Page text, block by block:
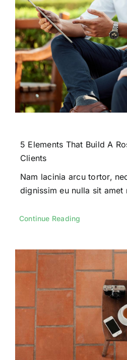
5 Elements That Build A
Clients
Nam lacinia arcu tortor,
dignissim eu nulla sit amet
Continue Reading